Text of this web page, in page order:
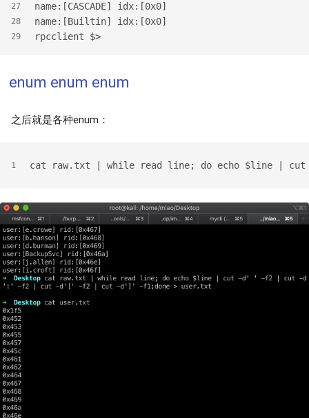
27
28
29
name:[CASCADE] idx:[0x0]
name:[Builtin] idx:[0x0]
rpcclient $>
enum enum enum
之后就是各种enum：
1 cat raw.txt | while read line; do echo $line